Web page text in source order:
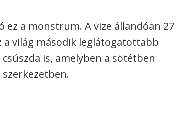
a monstrum. A vize állandóan 27
a világ második leglátogatottabb
is, amelyben a sötétben